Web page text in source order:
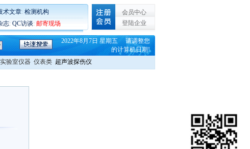
术文章: 检测机构
志: QC访谈: 邮寄现场
会员中心
登陆企业
2022年8月7日 星期五 请调整您
的计算机日期!
实验室仪器 仪表类 超声波探伤仪